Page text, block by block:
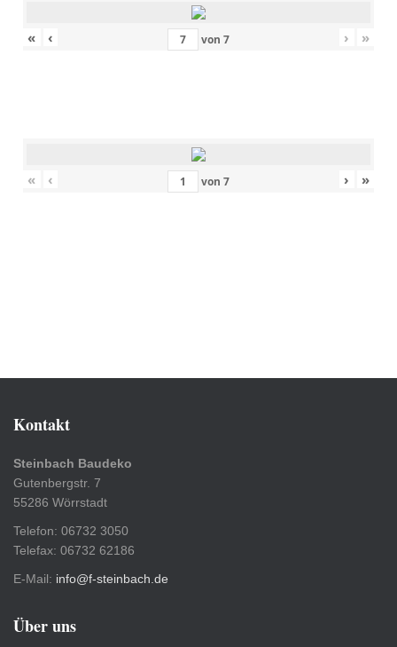
« ‹ von 7 › »
« ‹ von 7 › »
Kontakt
Steinbach Baudeko
Gutenbergstr. 7
55286 Wörrstadt
Telefon: 06732 3050
Telefax: 06732 62186
E-Mail: info@f-steinbach.de
Über uns